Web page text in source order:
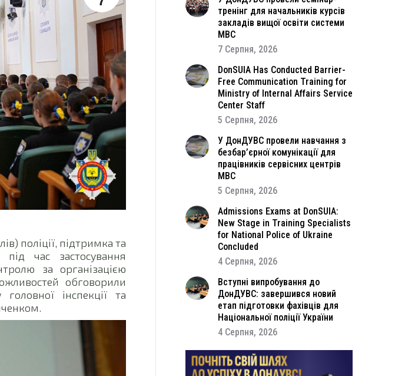
поліції, підтримка та
час застосування
за організацією
обговорили
інспекції та
тренінг для начальників курсів
закладів вищої освіти системи
МВС
7 Серпня, 2026
DonSUIA Has Conducted Barrier-
Free Communication Training for
Ministry of Internal Affairs Service
Center Staff
5 Серпня, 2026
У ДонДУВС провели навчання з
безбар’єрної комунікації для
працівників сервісних центрів
МВС
5 Серпня, 2026
Admissions Exams at DonSUIA:
New Stage in Training Specialists
for National Police of Ukraine
Concluded
4 Серпня, 2026
Вступні випробування до
ДонДУВС: завершився новий
етап підготовки фахівців для
Національної поліції України
4 Серпня, 2026